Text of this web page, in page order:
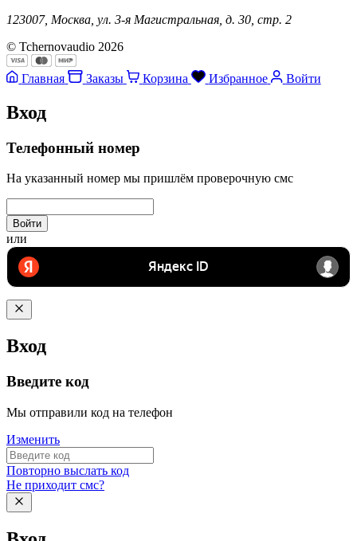
123007, Москва, ул. 3-я Магистральная, д. 30, стр. 2
© Tchernovaudio 2026
Главная Заказы Корзина Избранное Войти
Вход
Телефонный номер
На указанный номер мы пришлём проверочную смс
Войти
или
Вход
Введите код
Мы отправили код на телефон
Изменить
Повторно выслать код
Не приходит смс?